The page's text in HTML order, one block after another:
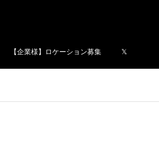
【企業様】ロケーション募集 𝕏